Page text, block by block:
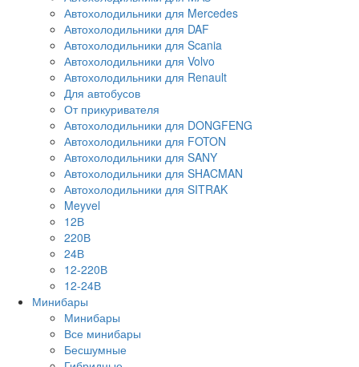
Автохолодильники для Mercedes
Автохолодильники для DAF
Автохолодильники для Scania
Автохолодильники для Volvo
Автохолодильники для Renault
Для автобусов
От прикуривателя
Автохолодильники для DONGFENG
Автохолодильники для FOTON
Автохолодильники для SANY
Автохолодильники для SHACMAN
Автохолодильники для SITRAK
Meyvel
12В
220В
24В
12-220В
12-24В
Минибары
Минибары
Все минибары
Бесшумные